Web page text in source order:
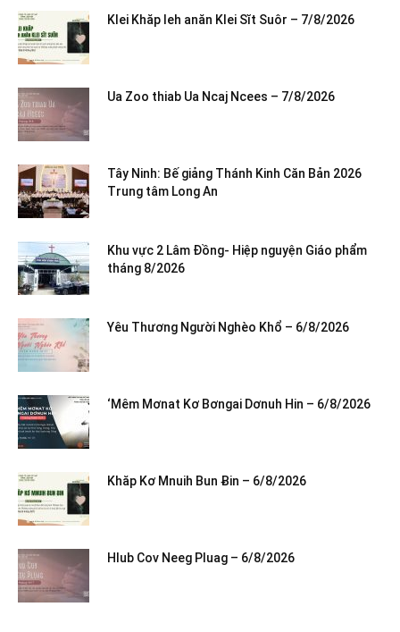
Klei Khăp leh anăn Klei Sĭt Suôr – 7/8/2026
Ua Zoo thiab Ua Ncaj Ncees – 7/8/2026
Tây Ninh: Bế giảng Thánh Kinh Căn Bản 2026
Trung tâm Long An
Khu vực 2 Lâm Đồng- Hiệp nguyện Giáo phẩm
tháng 8/2026
Yêu Thương Người Nghèo Khổ – 6/8/2026
‘Mêm Mơnat Kơ Bơngai Dơnuh Hin – 6/8/2026
Khăp Kơ Mnuih Bun Ƀin – 6/8/2026
Hlub Cov Neeg Pluag – 6/8/2026